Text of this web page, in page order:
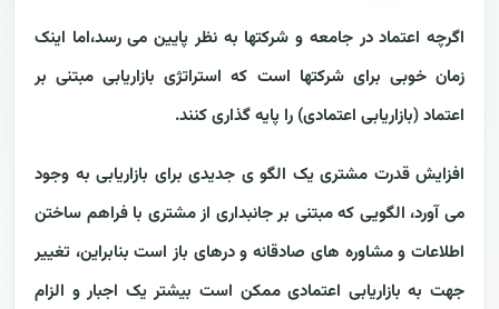
اگرچه اعتماد در جامعه و شرکتها به نظر پایین می رسد،اما اینک
زمان خوبی برای شرکتها است که استراتژی بازاریابی مبتنی بر
اعتماد (بازاریابی اعتمادی) را پایه گذاری کنند.
افزایش قدرت مشتری یک الگو ی جدیدی برای بازاریابی به وجود
می آورد، الگویی که مبتنی بر جانبداری از مشتری با فراهم ساختن
اطلاعات و مشاوره های صادقانه و درهای باز است بنابراین، تغییر
جهت به بازاریابی اعتمادی ممکن است بیشتر یک اجبار و الزام